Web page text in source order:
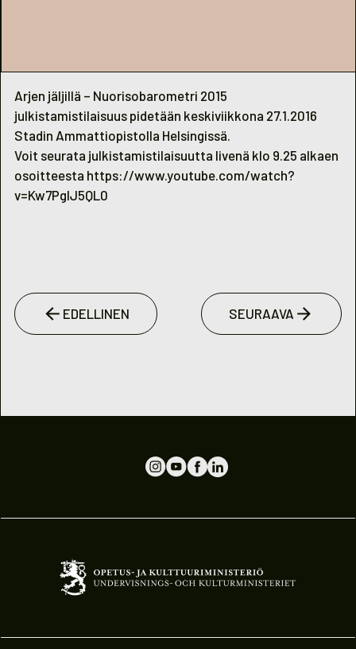
Arjen jäljillä – Nuorisobarometri 2015
julkistamistilaisuus pidetään keskiviikkona 27.1.2016
Stadin Ammattiopistolla Helsingissä.
Voit seurata julkistamistilaisuutta livenä klo 9.25 alkaen
osoitteesta https://www.youtube.com/watch?
v=Kw7PgIJ5QL0
EDELLINEN SEURAAVA